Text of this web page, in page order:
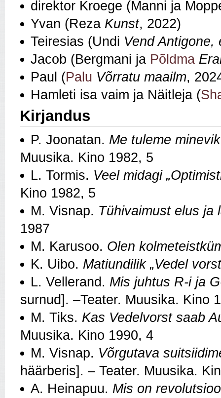
direktor Kroege (Manni ja
Yvan (Reza Kunst, 2022)
Teiresias (Undi Vend Antigone,
Jacob (Bergmani ja Põldma
Paul (Palu Võrratu maailm,
Hamleti isa vaim ja Näitleja (
Kirjandus
P. Joonatan. Me tuleme
Muusika. Kino 1982, 5
L. Tormis. Veel midagi
Kino 1982, 5
M. Visnap. Tühivaimust elus ja
1987
M. Karusoo. Olen
K. Uibo. Matiundilik „Vedel
L. Vellerand. Mis juhtus R-i ja
surnud]. –Teater. Muusika. Kino
M. Tiks. Kas Vedelvorst saab
Muusika. Kino 1990, 4
M. Visnap. Võrgutava
häärberis]. – Teater. Muusika.
A. Heinapuu. Mis on